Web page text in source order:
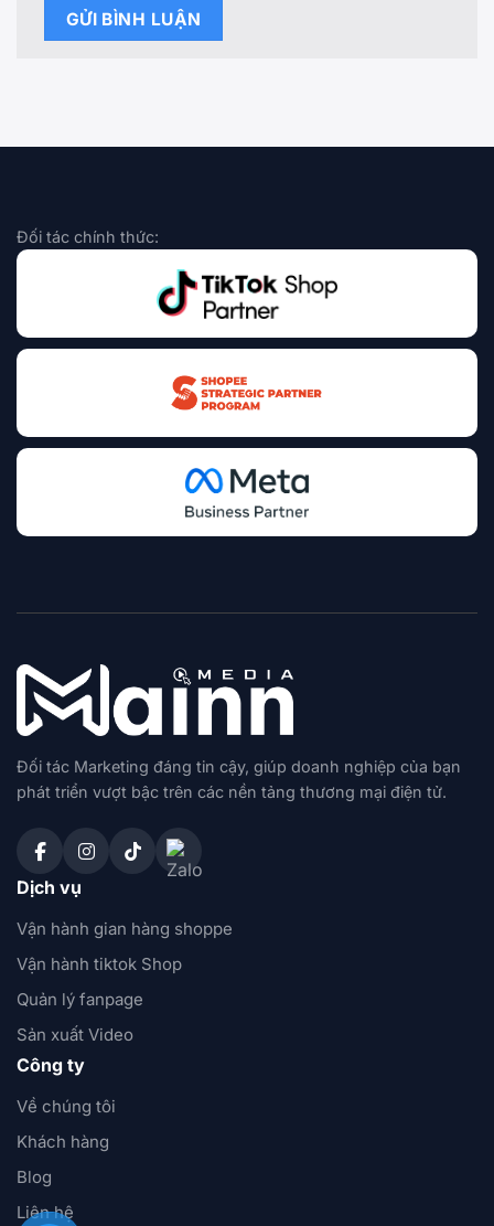
Đối tác chính thức:
Đối tác Marketing đáng tin cậy, giúp doanh nghiệp của bạn
phát triển vượt bậc trên các nền tảng thương mại điện tử.
Dịch vụ
Vận hành gian hàng shoppe
Vận hành tiktok Shop
Quản lý fanpage
Sản xuất Video
Công ty
Về chúng tôi
Khách hàng
Blog
Liên hệ